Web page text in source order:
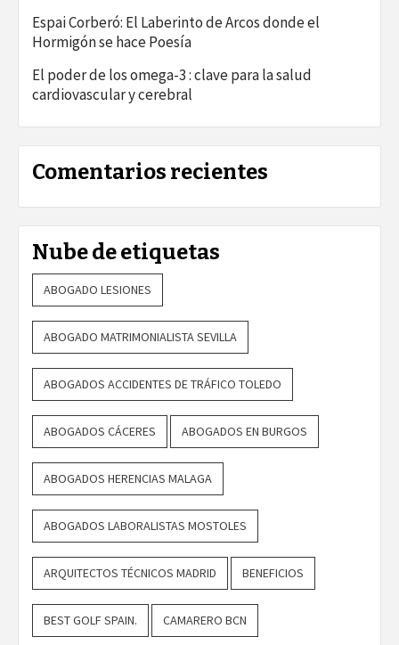
Espai Corberó: El Laberinto de Arcos donde el
Hormigón se hace Poesía
El poder de los omega-3 : clave para la salud
cardiovascular y cerebral
Comentarios recientes
Nube de etiquetas
ABOGADO LESIONES
ABOGADO MATRIMONIALISTA SEVILLA
ABOGADOS ACCIDENTES DE TRÁFICO TOLEDO
ABOGADOS CÁCERES ABOGADOS EN BURGOS
ABOGADOS HERENCIAS MALAGA
ABOGADOS LABORALISTAS MOSTOLES
ARQUITECTOS TÉCNICOS MADRID BENEFICIOS
BEST GOLF SPAIN. CAMARERO BCN